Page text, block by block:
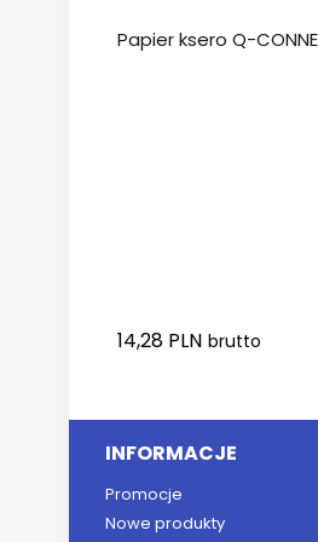
Papier ksero Q-
14,28 PLN brutto
INFORMACJE
Promocje
Nowe produkty